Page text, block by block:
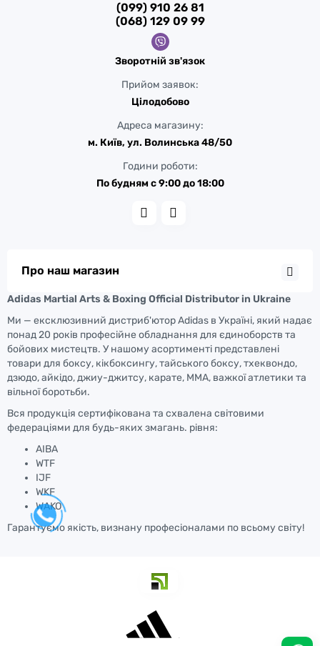
(099) 910 26 81
(068) 129 09 99
Зворотній зв'язок
Прийом заявок:
Цілодобово
Адреса магазину:
м. Київ, ул. Волинська 48/50
Години роботи:
По будням с 9:00 до 18:00
Про наш магазин
Adidas Martial Arts & Boxing Official Distributor in Ukraine
Ми — ексклюзивний дистриб'ютор Adidas в Україні, який надає
понад 20 років професійне обладнання для єдиноборств та
бойових мистецтв. У нашому асортименті представлені
товари для боксу, кікбоксингу, тайського боксу, тхеквондо,
дзюдо, айкідо, джиу-джитсу, карате, ММА, важкої атлетики та
вільної боротьби.
Вся продукція сертифікована та схвалена світовими
федераціями для будь-яких змагань. рівня:
AIBA
WTF
IJF
WKF
WAKO
Гарантуємо якість, визнану професіоналами по всьому світу!